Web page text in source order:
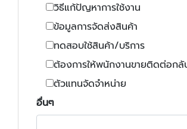
วิธีแก้ปัญหาการใช้งาน
ข้อมูลการจัดส่งสินค้า
ทดสอบใช้สินค้า/บริการ
ต้องการให้พนักงานขายติดต่อกลั
ตัวแทนจัดจำหน่าย
อื่นๆ